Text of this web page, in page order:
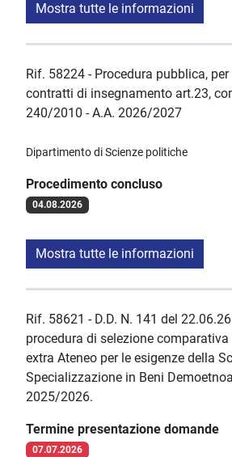
Mostra tutte le informazioni
Rif. 58224 - Procedura pubblica,
contratti di insegnamento art.23,
240/2010 - A.A. 2026/2027
Dipartimento di Scienze politiche
Procedimento concluso
04.08.2026
Mostra tutte le informazioni
Rif. 58621 - D.D. N. 141 del
procedura di selezione
extra Ateneo per le esigenze della
Specializzazione in Beni
2025/2026.
Termine presentazione domande
07.07.2026